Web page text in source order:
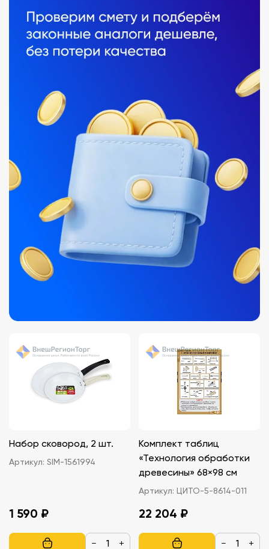
Набор сковород, 2 шт.
Артикул: SIM-1561994
1 590 ₽
− +
Комплект таблиц
«Технология обработки
древесины» 68×98 см
Артикул: ЦИТО-5-8614-011
22 204 ₽
− +